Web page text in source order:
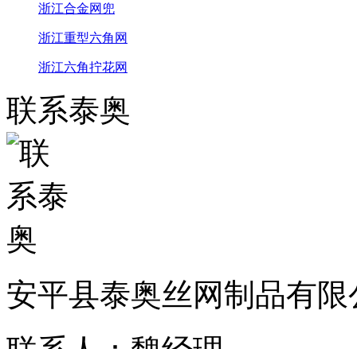
浙江合金网兜
浙江重型六角网
浙江六角拧花网
联系泰奥
安平县泰奥丝网制品有限